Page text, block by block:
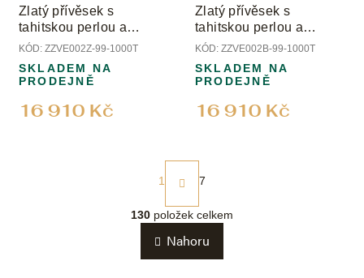
Zlatý přívěsek s
tahitskou perlou a
diamanty
KÓD: ZZVE002Z-99-1000T
16 910 Kč
SKLADEM NA
PRODEJNĚ
Zlatý přívěsek s
tahitskou perlou a
diamanty
KÓD: ZZVE002B-99-1000T
16 910 Kč
SKLADEM NA
PRODEJNĚ
O
v
l
á
S
t
á
n
k
1 7
130 položek celkem
Nahoru